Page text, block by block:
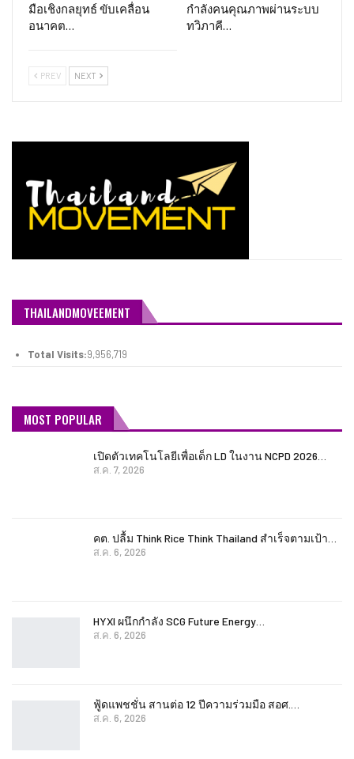
มือเชิงกลยุทธ์ ขับเคลื่อน
อนาคต…
กำลังคนคุณภาพผ่านระบบ
ทวิภาคี…
PREV NEXT
THAILANDMOVEEMENT
Total Visits:9,956,719
MOST POPULAR
เปิดตัวเทคโนโลยีเพื่อเด็ก LD ในงาน NCPD 2026…
ส.ค. 7, 2026
คต. ปลื้ม Think Rice Think Thailand สำเร็จตามเป้า…
ส.ค. 6, 2026
HYXI ผนึกกำลัง SCG Future Energy…
ส.ค. 6, 2026
ฟู้ดแพชชั่น สานต่อ 12 ปีความร่วมมือ สอศ.…
ส.ค. 6, 2026